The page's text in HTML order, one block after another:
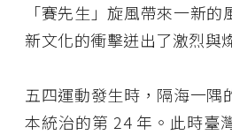
「賽先生」旋風帶來一新的
新文化的衝擊迸出了激烈與
五四運動發生時，隔海一隅
本統治的第 24 年。此時臺